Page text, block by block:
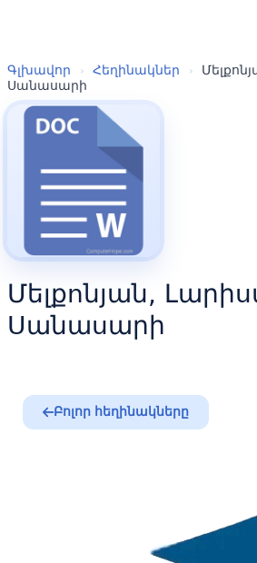
Գլխավոր › Հեղինակներ ›
Սանասարի
Մելքոնյան,
Սանասարի
Բոլոր հեղինակները